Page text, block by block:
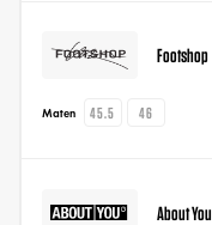
Footshop
Maten 45.5 46
About You